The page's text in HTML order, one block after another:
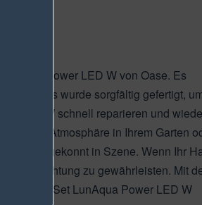
Power LED W von Oase. Es
Es wurde sorgfältig gefertigt,
LED W schnell reparieren und
Atmosphäre in Ihrem Garten
gekonnt in Szene. Wenn Ihr
Beleuchtung zu gewährleisten. Mit
Halter Set LunAqua Power LED W